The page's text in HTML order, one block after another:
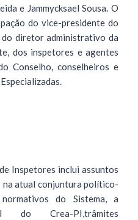
e Jammycksael Sousa. O
do vice-presidente do
diretor administrativo da
dos inspetores e agentes
Conselho, conselheiros e
Inspetores inclui assuntos
na atual conjuntura político-
do Sistema, a
do Crea-PI,trâmites